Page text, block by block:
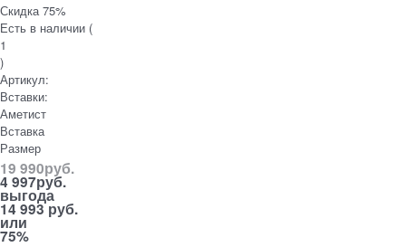
Скидка 75%
Есть в наличии (
1
)
Артикул:
Вставки:
Аметист
Вставка
Размер
19 990руб.
4 997руб.
выгода
14 993 руб.
или
75%